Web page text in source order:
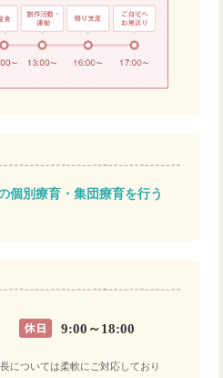
個別療育・集団療育を行う
9:00～18:00
については柔軟にご対応しており